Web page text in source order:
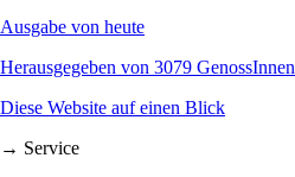
Ausgabe von heute
Herausgegeben von 3079 GenossInnen
Diese Website auf einen Blick
→ Service